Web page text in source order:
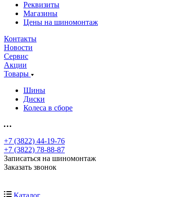
Реквизиты
Магазины
Цены на шиномонтаж
Контакты
Новости
Сервис
Акции
Товары
Шины
Диски
Колеса в сборе
+7 (3822) 44-19-76
+7 (3822) 78-88-87
Записаться на шиномонтаж
Заказать звонок
Каталог